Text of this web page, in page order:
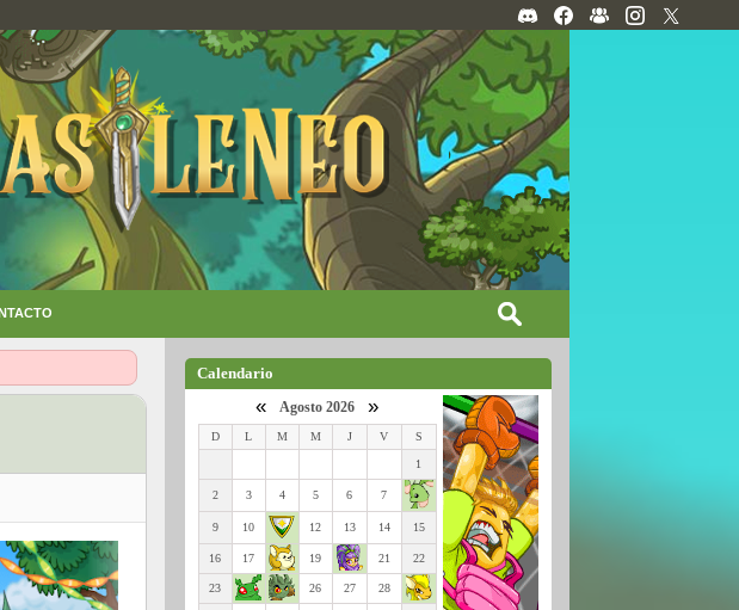
Calendario
« Agosto 2026 »
D L M M J V S
1
2 3 4 5 6 7
9 10 12 13 14 15
16 17 19 21 22
23 26 27 28